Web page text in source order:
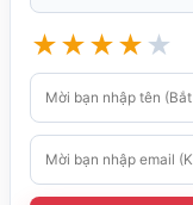
★★★★ ★